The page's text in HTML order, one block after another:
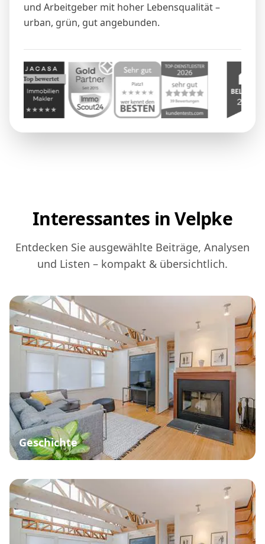
und Arbeitgeber mit hoher Lebensqualität –
urban, grün, gut angebunden.
Interessantes in Velpke
Entdecken Sie ausgewählte Beiträge, Analysen
und Listen – kompakt & übersichtlich.
Geschichte